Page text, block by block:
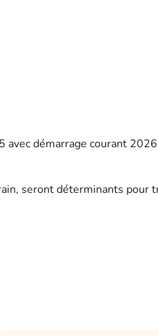
avec démarrage courant
seront déterminants pour